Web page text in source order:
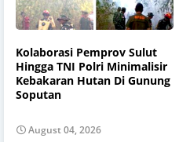
Kolaborasi Pemprov Sulut
Hingga TNI Polri Minimalisir
Kebakaran Hutan Di Gunung
Soputan
August 04, 2026